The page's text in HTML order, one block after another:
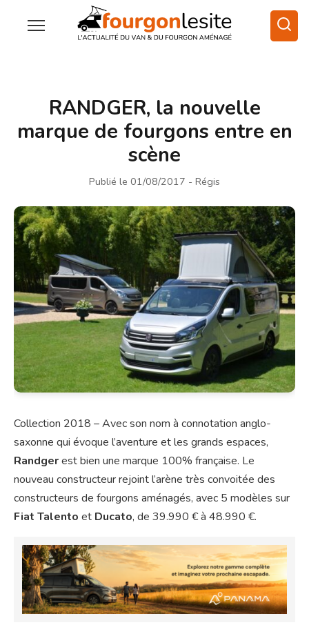
RANDGER, la nouvelle
marque de fourgons entre en
scène
Publié le 01/08/2017 - Régis
Collection 2018 – Avec son nom à connotation anglo-
saxonne qui évoque l’aventure et les grands espaces,
Randgerest bien une marque 100% française. Le
nouveau constructeur rejoint l’arène très convoitée des
constructeurs de fourgons aménagés, avec 5 modèles sur
Fiat Talento et Ducato, de 39.990 € à 48.990 €.